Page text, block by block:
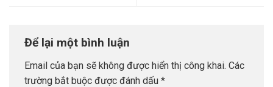
Để lại một bình luận
Email của bạn sẽ không được hiển thị công khai. Các
trường bắt buộc được đánh dấu *